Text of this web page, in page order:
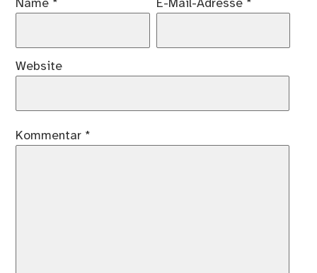
Name * E-Mail-Adresse *
Website
Kommentar *